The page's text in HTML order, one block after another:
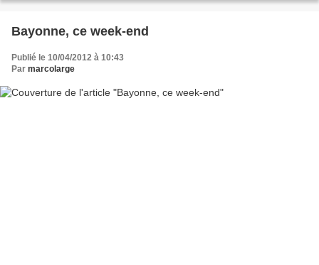
Bayonne, ce week-end
Publié le 10/04/2012 à 10:43
Par marcolarge